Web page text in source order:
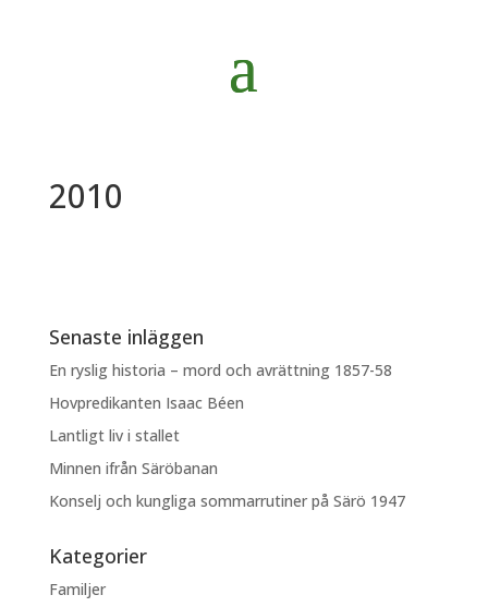
2010
Senaste inläggen
En ryslig historia – mord och avrättning 1857-58
Hovpredikanten Isaac Béen
Lantligt liv i stallet
Minnen ifrån Säröbanan
Konselj och kungliga sommarrutiner på Särö 1947
Kategorier
Familjer